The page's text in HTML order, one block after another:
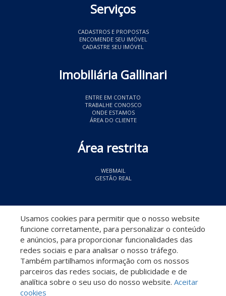
Serviços
CADASTROS E PROPOSTAS
ENCOMENDE SEU IMÓVEL
CADASTRE SEU IMÓVEL
Imobiliária Gallinari
ENTRE EM CONTATO
TRABALHE CONOSCO
ONDE ESTAMOS
ÁREA DO CLIENTE
Área restrita
WEBMAIL
GESTÃO REAL
Descomplicado por:
Usamos cookies para permitir que o nosso website
funcione corretamente, para personalizar o conteúdo
e anúncios, para proporcionar funcionalidades das
redes sociais e para analisar o nosso tráfego.
Também partilhamos informação com os nossos
parceiros das redes sociais, de publicidade e de
analítica sobre o seu uso do nosso website. Aceitar
cookies